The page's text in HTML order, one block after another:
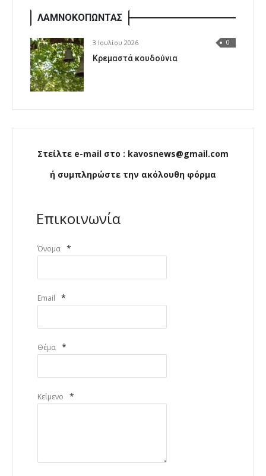
ΛΑΜΝΟΚΟΠΩΝΤΑΣ
3 Ιουλίου 2026 0
Κρεμαστά κουδούνια
Στείλτε e-mail στο : kavosnews@gmail.com
ή συμπληρώστε την ακόλουθη φόρμα
Επικοινωνία
Όνομα *
Email *
Θέμα *
Κείμενο *